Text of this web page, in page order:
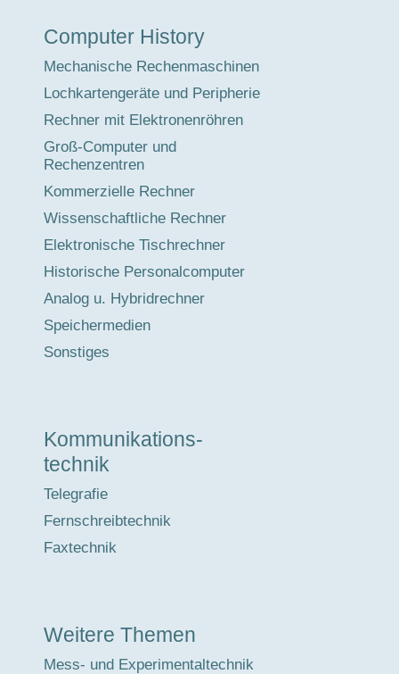
Computer History
Mechanische Rechenmaschinen
Lochkartengeräte und Peripherie
Rechner mit Elektronenröhren
Groß-Computer und
Rechenzentren
Kommerzielle Rechner
Wissenschaftliche Rechner
Elektronische Tischrechner
Historische Personalcomputer
Analog u. Hybridrechner
Speichermedien
Sonstiges
Kommunikations-
technik
Telegrafie
Fernschreibtechnik
Faxtechnik
Weitere Themen
Mess- und Experimentaltechnik